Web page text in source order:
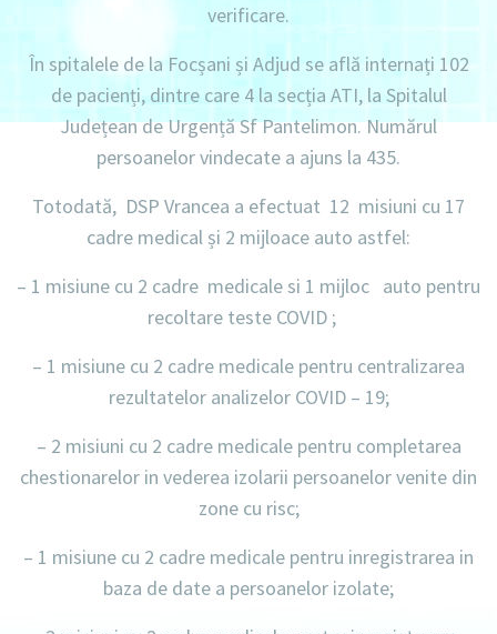
verificare.
În spitalele de la Focșani și Adjud se află internați 102
de pacienți, dintre care 4 la secția ATI, la Spitalul
Județean de Urgență Sf Pantelimon. Numărul
persoanelor vindecate a ajuns la 435.
Totodată, DSP Vrancea a efectuat 12 misiuni cu 17
cadre medical și 2 mijloace auto astfel:
– 1 misiune cu 2 cadre medicale si 1 mijloc auto pentru
recoltare teste COVID ;
– 1 misiune cu 2 cadre medicale pentru centralizarea
rezultatelor analizelor COVID – 19;
– 2 misiuni cu 2 cadre medicale pentru completarea
chestionarelor in vederea izolarii persoanelor venite din
zone cu risc;
– 1 misiune cu 2 cadre medicale pentru inregistrarea in
baza de date a persoanelor izolate;